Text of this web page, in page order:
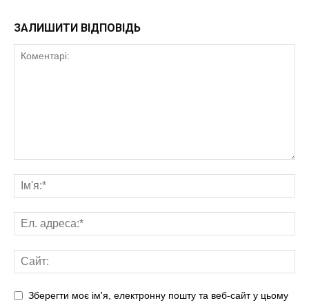
ЗАЛИШИТИ ВІДПОВІДЬ
Зберегти моє ім'я, електронну пошту та веб-сайт у цьому